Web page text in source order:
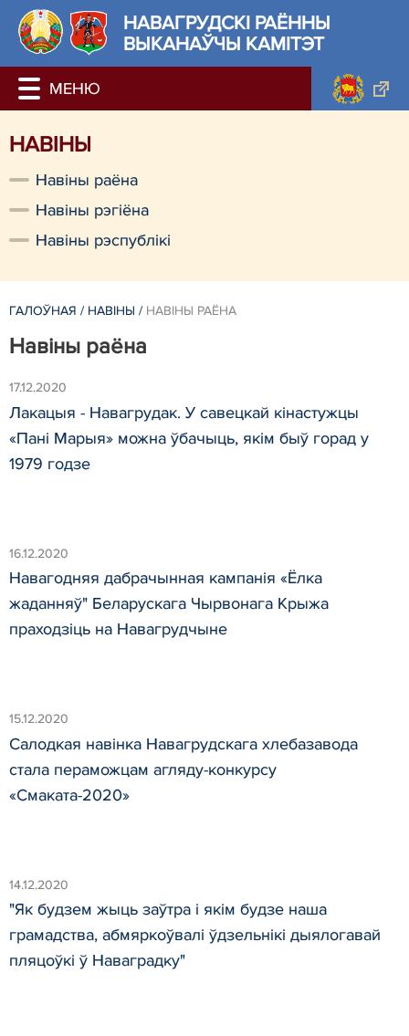
НАВАГРУДСКІ РАЁННЫ
ВЫКАНАЎЧЫ КАМІТЭТ
НАВIНЫ
Навiны раёна
Навiны рэгiёна
Навiны рэспублiкi
ГАЛОЎНАЯ / НАВIНЫ / НАВIНЫ РАЁНА
Навiны раёна
17.12.2020
Лакацыя - Навагрудак. У савецкай кінастужцы
«Пані Марыя» можна ўбачыць, якім быў горад у
1979 годзе
16.12.2020
Навагодняя дабрачынная кампанія «Ёлка
жаданняў" Беларускага Чырвонага Крыжа
праходзіць на Навагрудчыне
15.12.2020
Салодкая навінка Навагрудскага хлебазавода
стала пераможцам агляду-конкурсу
«Смаката-2020»
14.12.2020
"Як будзем жыць заўтра і якім будзе наша
грамадства, абмяркоўвалі ўдзельнікі дыялогавай
пляцоўкі ў Наваградку"